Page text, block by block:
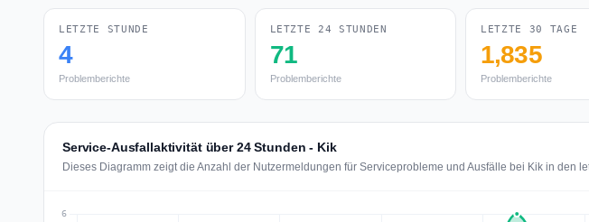
LETZTE STUNDE
4
Problemberichte
LETZTE 24 STUNDEN
71
Problemberichte
LETZTE 30 TAGE
1,835
Problemberichte
Service-Ausfallaktivität über 24 Stunden - Kik
Dieses Diagramm zeigt die Anzahl der Nutzermeldungen für Serviceprobleme und Ausfälle bei Kik in den